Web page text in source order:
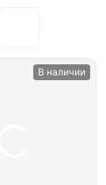
В наличии